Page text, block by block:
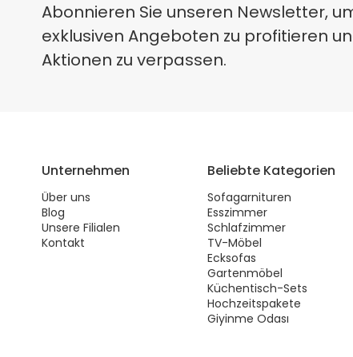
Abonnieren Sie unseren Newsletter,
exklusiven Angeboten zu profitieren
Aktionen zu verpassen.
Unternehmen
Über uns
Blog
Unsere Filialen
Kontakt
Beliebte Kategorien
Sofagarnituren
Esszimmer
Schlafzimmer
TV-Möbel
Ecksofas
Gartenmöbel
Küchentisch-Sets
Hochzeitspakete
Giyinme Odası